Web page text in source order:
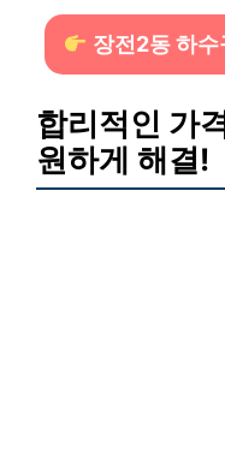
장전2동 하수
합리적인 가
원하게 해결!